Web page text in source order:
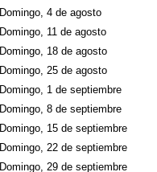
Domingo, 4 de agosto
Domingo, 11 de agosto
Domingo, 18 de agosto
Domingo, 25 de agosto
Domingo, 1 de septiembre
Domingo, 8 de septiembre
Domingo, 15 de septiembre
Domingo, 22 de septiembre
Domingo, 29 de septiembre